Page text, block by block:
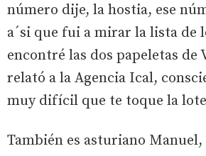
número dije, la hostia, ese
a´si que fui a mirar la lista de
encontré las dos papeletas de
relató a la Agencia Ical,
muy difícil que te toque la
También es asturiano